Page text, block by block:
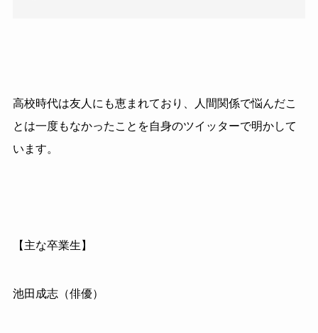
高校時代は友人にも恵まれており、人間関係で悩んだこ
とは一度もなかったことを自身のツイッターで明かして
います。
【主な卒業生】
池田成志（俳優）